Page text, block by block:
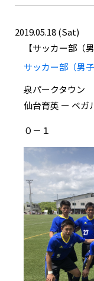
2019.05.18 (Sat)
サッカー部（
サッカー部（男
泉パークタウン
仙台育英 ー ベガ
０－１